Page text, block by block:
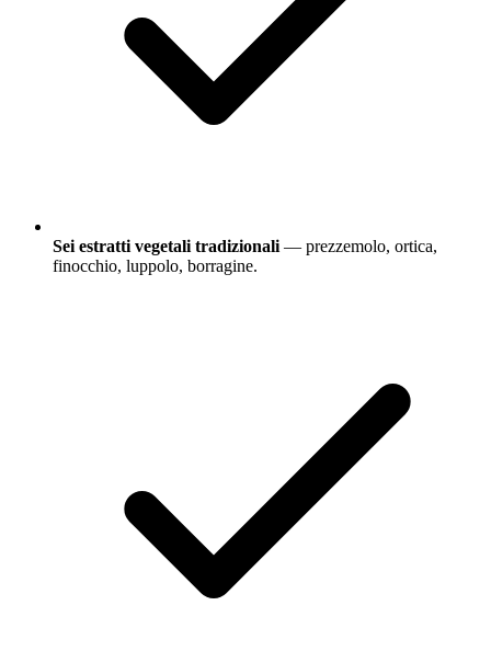
Sei estratti vegetali tradizionali — prezzemolo, ortica,
finocchio, luppolo, borragine.